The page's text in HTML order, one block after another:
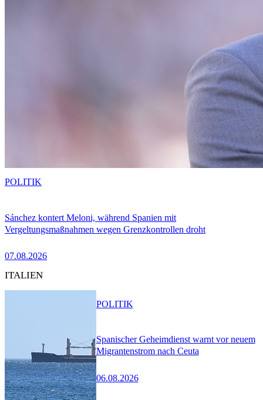
Sánchez kontert Meloni, während Spanien mit
Vergeltungsmaßnahmen wegen Grenzkontrollen droht
07.08.2026
POLITIK
ITALIEN
Spanischer Geheimdienst warnt vor neuem
Migrantenstrom nach Ceuta
06.08.2026
POLITIK